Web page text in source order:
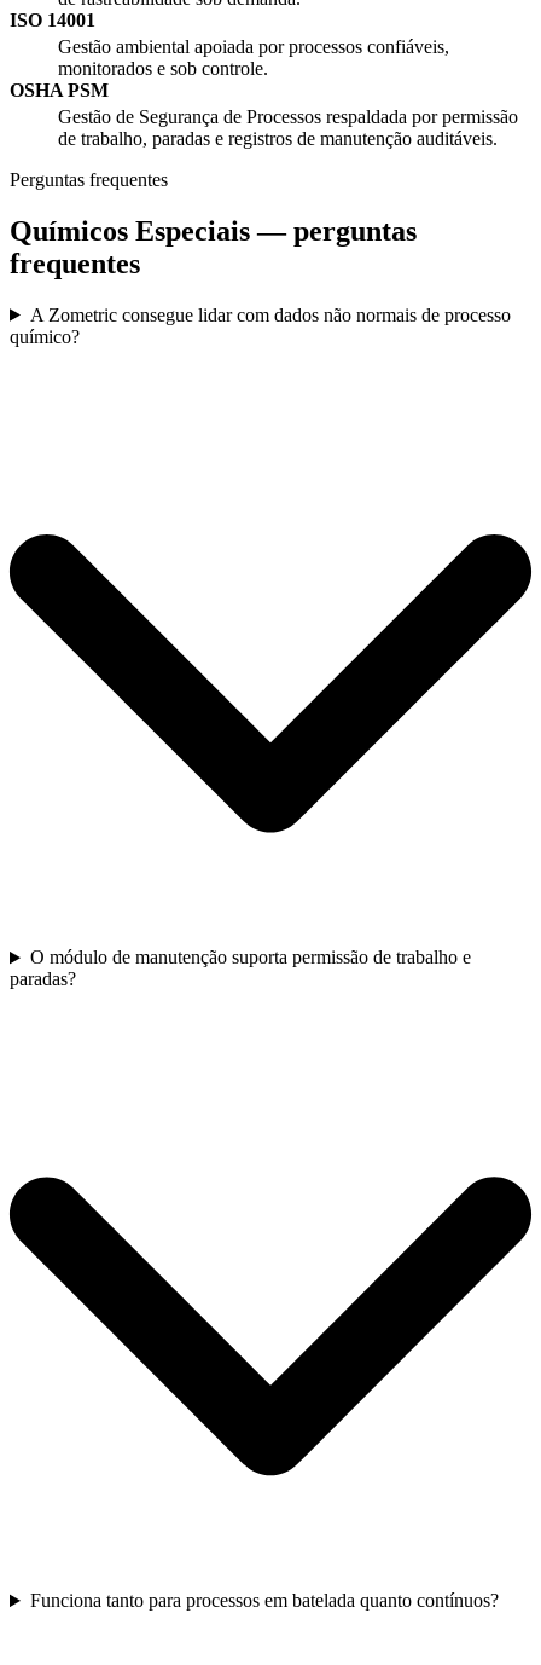
ISO 14001
Gestão ambiental apoiada por processos confiáveis,
monitorados e sob controle.
OSHA PSM
Gestão de Segurança de Processos respaldada por permissão
de trabalho, paradas e registros de manutenção auditáveis.
Perguntas frequentes
Químicos Especiais — perguntas
frequentes
A Zometric consegue lidar com dados não normais de processo
químico?
O módulo de manutenção suporta permissão de trabalho e
paradas?
Funciona tanto para processos em batelada quanto contínuos?